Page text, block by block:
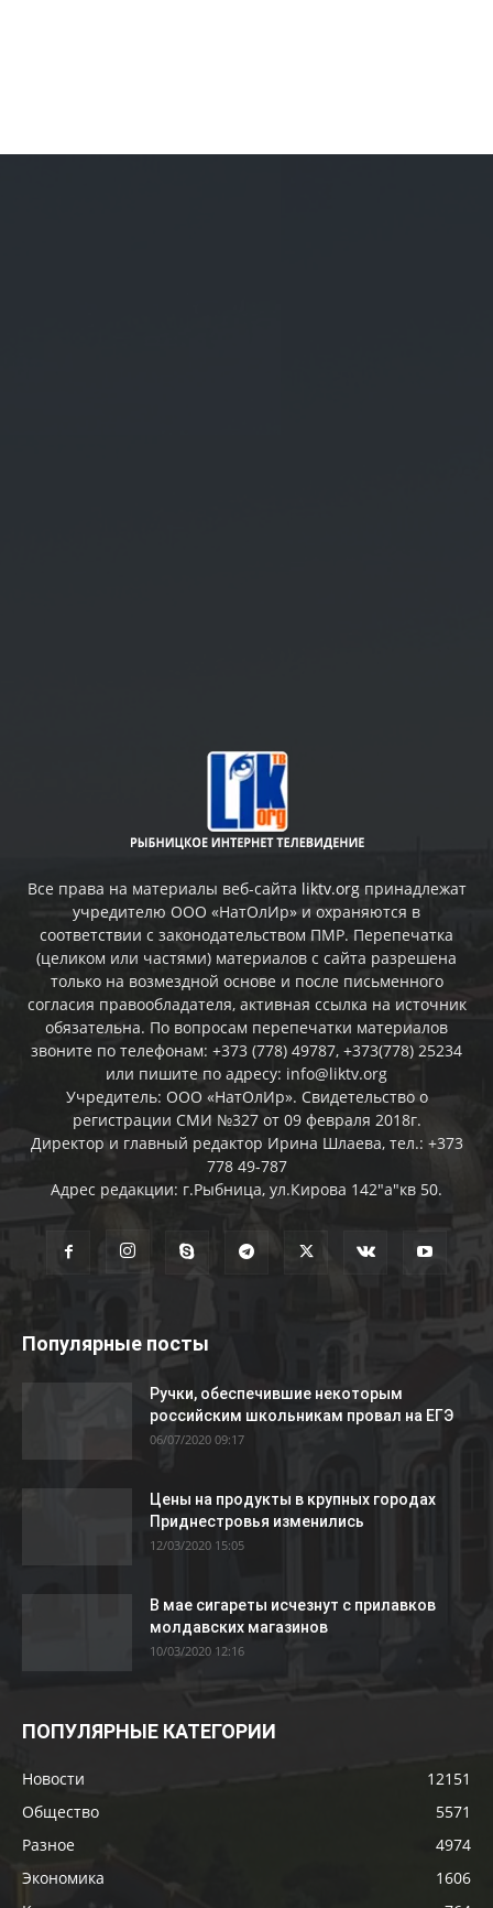
Все права на материалы веб-сайта liktv.orgпринадлежат
учредителю ООО «НатОлИр» и охраняются в
соответствии с законодательством ПМР. Перепечатка
(целиком или частями) материалов c сайта разрешена
только на возмездной основе и после письменного
согласия правообладателя, активная ссылка на источник
обязательна. По вопросам перепечатки материалов
звоните по телефонам: +373 (778) 49787, +373(778) 25234
или пишите по адресу: info@liktv.org
Учредитель: ООО «НатОлИр». Свидетельство о
регистрации СМИ №327 от 09 февраля 2018г.
Директор и главный редактор Ирина Шлаева, тел.: +373
778 49-787
Адрес редакции: г.Рыбница, ул.Кирова 142"а"кв 50.
Популярные посты
Ручки, обеспечившие некоторым
российским школьникам провал на ЕГЭ
06/07/2020 09:17
Цены на продукты в крупных городах
Приднестровья изменились
12/03/2020 15:05
В мае сигареты исчезнут с прилавков
молдавских магазинов
10/03/2020 12:16
ПОПУЛЯРНЫЕ КАТЕГОРИИ
Новости
12151
Общество
5571
Разное
4974
Экономика
1606